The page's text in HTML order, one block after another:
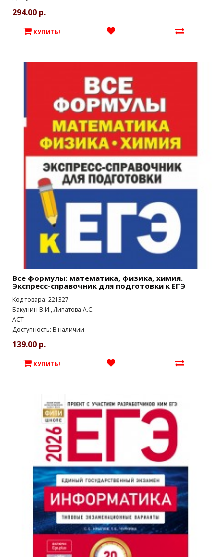
294.00 р.
КУПИТЬ!
Все формулы: математика, физика, химия.
Экспресс-справочник для подготовки к ЕГЭ
Код товара: 221327
Бакунин В.И., Липатова А.С.
АСТ
Доступность: В наличии
139.00 р.
КУПИТЬ!